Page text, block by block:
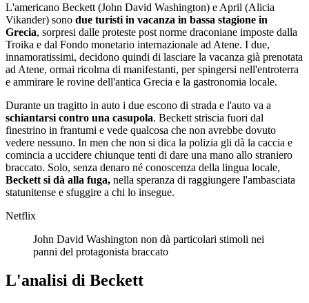
L'americano Beckett (John David Washington) e April (Alicia
Vikander) sono due turisti in vacanza in bassa stagione in
Grecia, sorpresi dalle proteste post norme draconiane imposte dalla
Troika e dal Fondo monetario internazionale ad Atene. I due,
innamoratissimi, decidono quindi di lasciare la vacanza già prenotata
ad Atene, ormai ricolma di manifestanti, per spingersi nell'entroterra
e ammirare le rovine dell'antica Grecia e la gastronomia locale.
Durante un tragitto in auto i due escono di strada e l'auto va a
schiantarsi contro una casupola. Beckett striscia fuori dal
finestrino in frantumi e vede qualcosa che non avrebbe dovuto
vedere nessuno. In men che non si dica la polizia gli dà la caccia e
comincia a uccidere chiunque tenti di dare una mano allo straniero
braccato. Solo, senza denaro né conoscenza della lingua locale,
Beckett si dà alla fuga, nella speranza di raggiungere l'ambasciata
statunitense e sfuggire a chi lo insegue.
Netflix
John David Washington non dà particolari stimoli nei
panni del protagonista braccato
L'analisi di Beckett